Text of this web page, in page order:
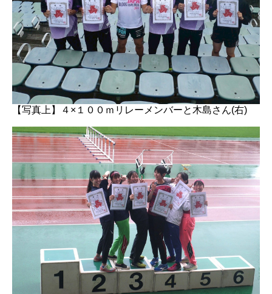
【写真上】４×１００ｍリレーメンバーと木島さん(右)